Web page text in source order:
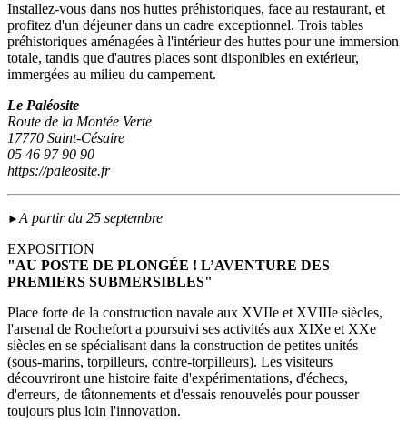
Installez-vous dans nos huttes préhistoriques, face au restaurant, et
profitez d'un déjeuner dans un cadre exceptionnel. Trois tables
préhistoriques aménagées à l'intérieur des huttes pour une immersion
totale, tandis que d'autres places sont disponibles en extérieur,
immergées au milieu du campement.
Le Paléosite
Route de la Montée Verte
17770 Saint-Césaire
05 46 97 90 90
https://paleosite.fr
►A partir du 25 septembre
EXPOSITION
"AU POSTE DE PLONGÉE ! L’AVENTURE DES
PREMIERS SUBMERSIBLES"
Place forte de la construction navale aux XVIIe et XVIIIe siècles,
l'arsenal de Rochefort a poursuivi ses activités aux XIXe et XXe
siècles en se spécialisant dans la construction de petites unités
(sous‑marins, torpilleurs, contre-torpilleurs). Les visiteurs
découvriront une histoire faite d'expérimentations, d'échecs,
d'erreurs, de tâtonnements et d'essais renouvelés pour pousser
toujours plus loin l'innovation.